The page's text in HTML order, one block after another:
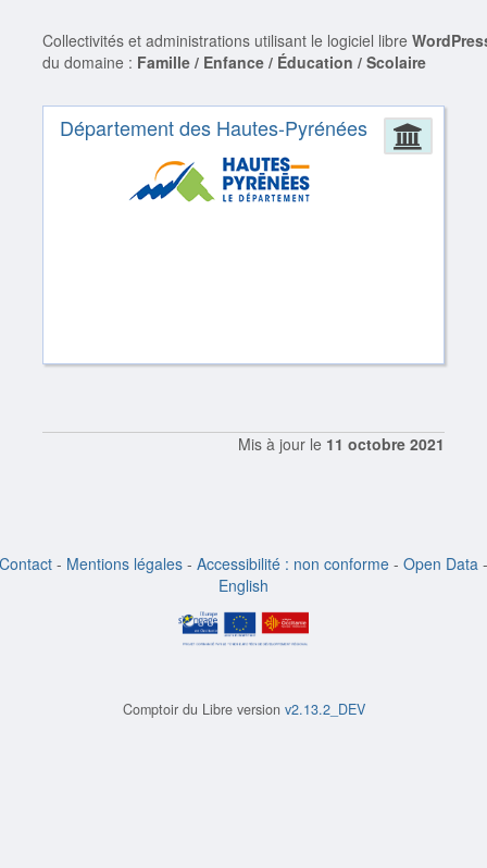
Collectivités et administrations utilisant le logiciel libre
du domaine : Famille / Enfance / Éducation / Scolaire
Département des Hautes-Pyrénées
Mis à jour le 11 octobre 2021
Contact - Mentions légales - Accessibilité : non conforme - Open Data -
English
Comptoir du Libre version v2.13.2_DEV